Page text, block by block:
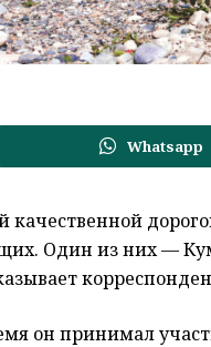
Whatsapp
качественной
Один из них —
он принимал